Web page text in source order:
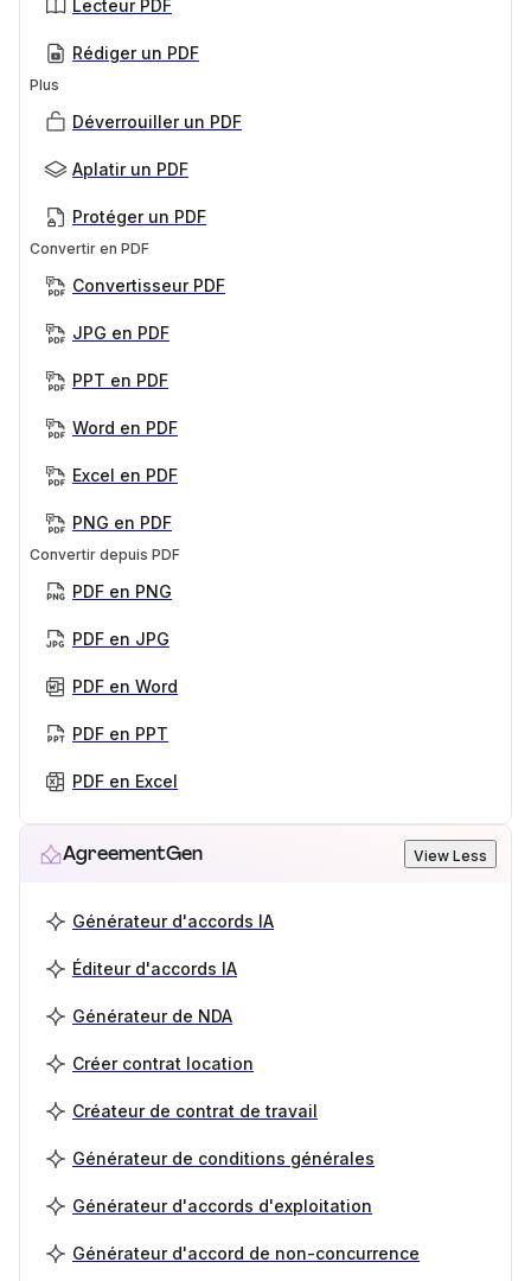
Lecteur PDF
Rédiger un PDF
Plus
Déverrouiller un PDF
Aplatir un PDF
Protéger un PDF
Convertir en PDF
Convertisseur PDF
JPG en PDF
PPT en PDF
Word en PDF
Excel en PDF
PNG en PDF
Convertir depuis PDF
PDF en PNG
PDF en JPG
PDF en Word
PDF en PPT
PDF en Excel
AgreementGen View Less
Générateur d'accords IA
Éditeur d'accords IA
Générateur de NDA
Créer contrat location
Créateur de contrat de travail
Générateur de conditions générales
Générateur d'accords d'exploitation
Générateur d'accord de non-concurrence